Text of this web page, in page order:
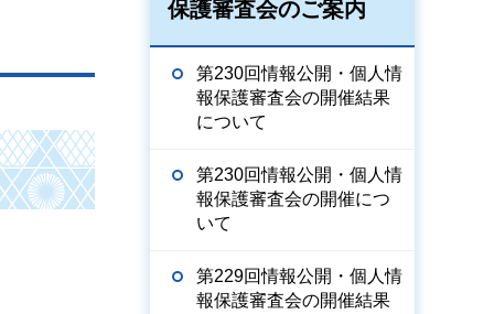
保護審査会のご案内
第230回情報公開・個人情
報保護審査会の開催結果
について
第230回情報公開・個人情
報保護審査会の開催につ
いて
第229回情報公開・個人情
報保護審査会の開催結果